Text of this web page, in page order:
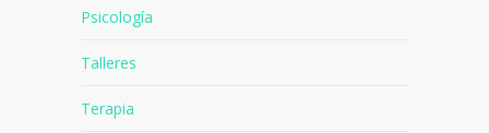
Psicología
Talleres
Terapia